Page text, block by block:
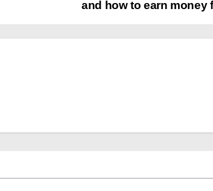
and how to earn money